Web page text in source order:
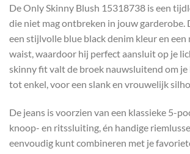
De Only Skinny Blush 15318738 is een
die niet mag ontbreken in jouw garderobe.
een stijlvolle blue black denim kleur en een
waist, waardoor hij perfect aansluit op je
skinny fit valt de broek nauwsluitend om je
tot enkel, voor een slank en vrouwelijk
De jeans is voorzien van een klassieke 5-
knoop- en ritssluiting, én handige
eenvoudig kunt combineren met je